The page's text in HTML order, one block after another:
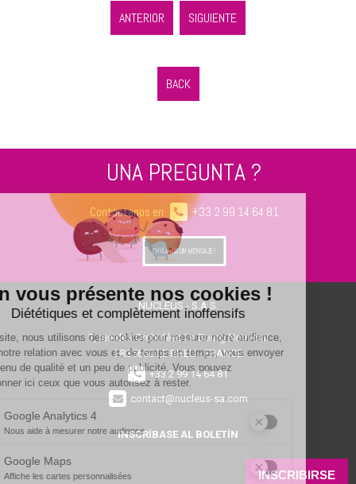
ANTERIOR SIGUIENTE
BACK
UNA PREGUNTA ?
Contáctanos en +33 2 99 14 64 81
ENVÍANOS UN MENSAJE !
NUCLEUS - S.A.S.
7, rue des Orchidées Le Bourg Nouveau
FR35650 LE RHEU - FRANCE
+33 2 99 14 64 81
contact@nucleus-sa.com
INSCRÍBASE AL BOLETÍN
INSCRIBIRSE